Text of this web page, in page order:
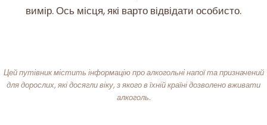
вимір. Ось місця, які варто відвідати особисто.
Цей путівник містить інформацію про алкогольні напої та призначений
для дорослих, які досягли віку, з якого в їхній країні дозволено вживати
алкоголь.